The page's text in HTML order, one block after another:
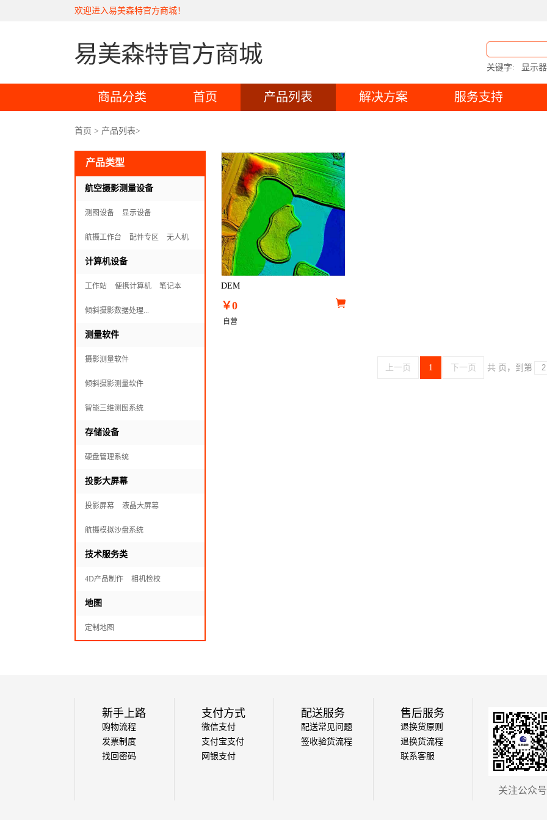
欢迎进入易美森特官方商城！
关键字: 显示器
商品分类 首页 产品列表 解决方案 服务支持
首页 > 产品列表>
产品类型
航空摄影测量设备
测图设备 显示设备
航摄工作台 配件专区 无人机
计算机设备
工作站 便携计算机 笔记本
倾斜摄影数据处理...
测量软件
摄影测量软件
倾斜摄影测量软件
智能三维测图系统
存储设备
硬盘管理系统
投影大屏幕
投影屏幕 液晶大屏幕
航摄模拟沙盘系统
技术服务类
4D产品制作 相机检校
地图
定制地图
DEM
￥0
自营
上一页 1 下一页 共 页，到第
新手上路
购物流程
发票制度
找回密码
支付方式
微信支付
支付宝支付
网银支付
配送服务
配送常见问题
签收验货流程
售后服务
退换货原则
退换货流程
联系客服
关注公众号